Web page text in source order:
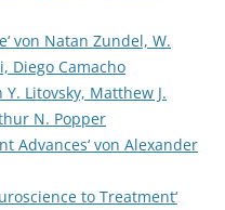
von Natan Zundel, W.
Diego Camacho
Y. Litovsky, Matthew J.
N. Popper
Advances‘ von Alexander
to Treatment‘